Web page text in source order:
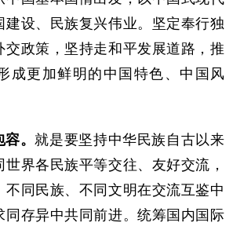
建设、民族复兴伟业。坚定奉行独
交政策，坚持走和平发展道路，推
成更加鲜明的中国特色、中国风
容。就是要坚持中华民族自古以来
世界各民族平等交往、友好交流，
不同民族、不同文明在交流互鉴中
同存异中共同前进。统筹国内国际